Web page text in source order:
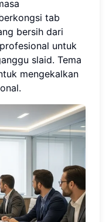
tab
bersih dari
untuk
slaid. Tema
mengekalkan